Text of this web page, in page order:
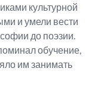
культурной
и умели вести
до поэзии.
обучение,
им занимать